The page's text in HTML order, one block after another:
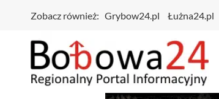
Zobacz również: Grybow24.pl Łużna24.pl